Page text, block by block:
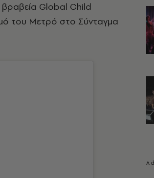
βραβεία Global Child
του Μετρό στο Σύνταγμα